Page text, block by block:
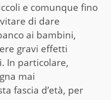
e comunque fino
di dare
ai bambini,
gravi effetti
In particolare,
mai
fascia d’età, per